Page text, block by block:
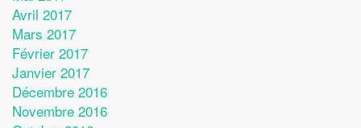
Avril 2017
Mars 2017
Février 2017
Janvier 2017
Décembre 2016
Novembre 2016